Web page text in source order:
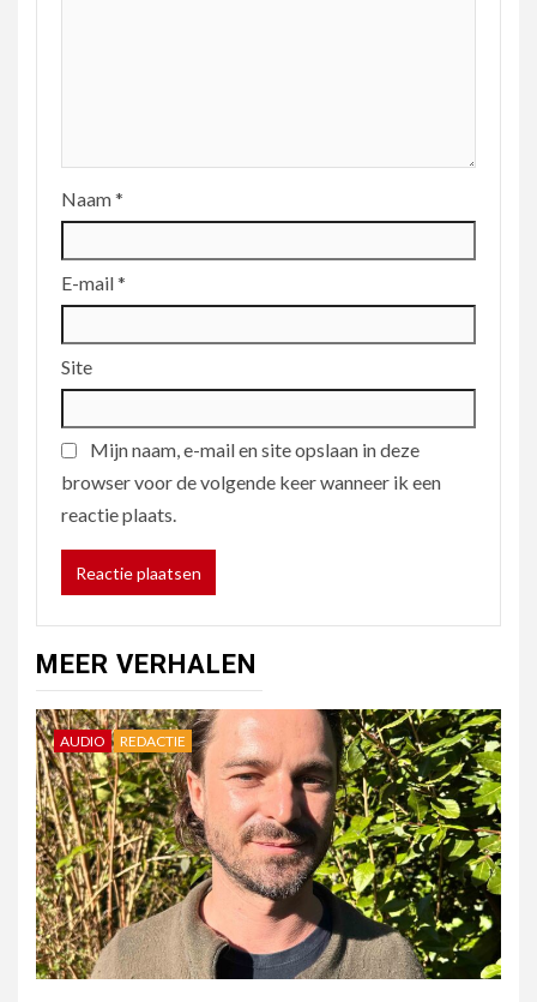
Naam*
E-mail*
Site
Mijn naam, e-mail en site opslaan in deze
browser voor de volgende keer wanneer ik een
reactie plaats.
MEER VERHALEN
AUDIO REDACTIE